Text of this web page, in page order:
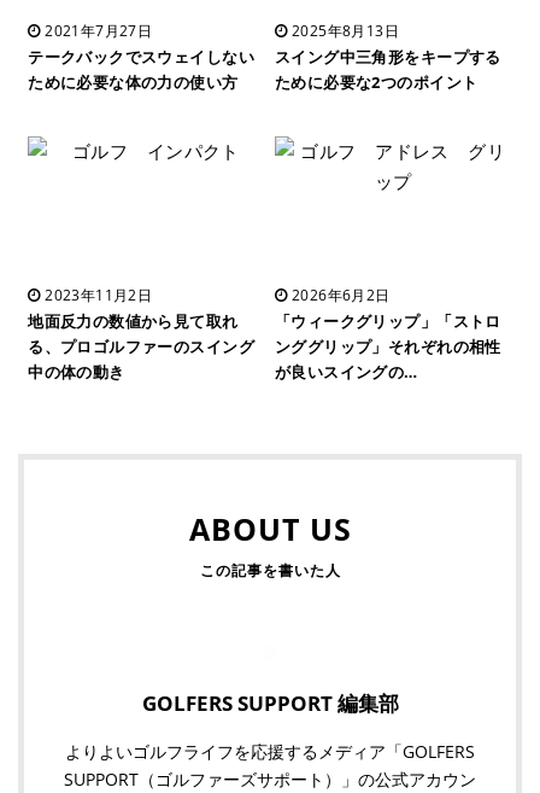
2021年7月27日
テークバックでスウェイしない
ために必要な体の力の使い方
2025年8月13日
スイング中三角形をキープする
ために必要な2つのポイント
2023年11月2日
地面反力の数値から見て取れ
る、プロゴルファーのスイング
中の体の動き
2026年6月2日
「ウィークグリップ」「ストロ
ンググリップ」それぞれの相性
が良いスイングの…
ABOUT US
GOLFERS SUPPORT 編集部
よりよいゴルフライフを応援するメディア「GOLFERS
SUPPORT（ゴルファーズサポート）」の公式アカウン